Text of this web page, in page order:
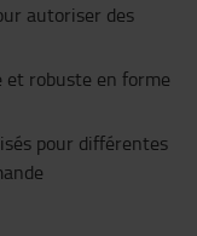
autoriser des
et robuste en forme
pour différentes